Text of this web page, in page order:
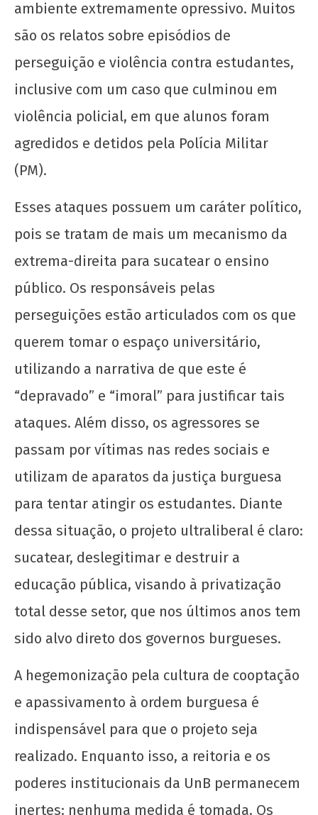
maio
2025
CN
UJC
Fascistas não passarão: UnB é território de
luta e resistência estudantil!
maio
de
CN
Por um Metrô-DF Público: Não à Privatização e
ao Sucateamento!
6 de
maio
2025
UJC
Queimadas na Flona: Impactos e Soluções
6 de
de
2025
ambiente extremamente opressivo. Muitos
são os relatos sobre episódios de
perseguição e violência contra estudantes,
inclusive com um caso que culminou em
violência policial, em que alunos foram
agredidos e detidos pela Polícia Militar
(PM).
Esses ataques possuem um caráter político,
pois se tratam de mais um mecanismo da
extrema-direita para sucatear o ensino
público. Os responsáveis pelas
perseguições estão articulados com os que
querem tomar o espaço universitário,
utilizando a narrativa de que este é
“depravado” e “imoral” para justificar tais
ataques. Além disso, os agressores se
passam por vítimas nas redes sociais e
utilizam de aparatos da justiça burguesa
para tentar atingir os estudantes. Diante
dessa situação, o projeto ultraliberal é claro:
sucatear, deslegitimar e destruir a
educação pública, visando à privatização
total desse setor, que nos últimos anos tem
sido alvo direto dos governos burgueses.
A hegemonização pela cultura de cooptação
e apassivamento à ordem burguesa é
indispensável para que o projeto seja
realizado. Enquanto isso, a reitoria e os
poderes institucionais da UnB permanecem
inertes: nenhuma medida é tomada. Os